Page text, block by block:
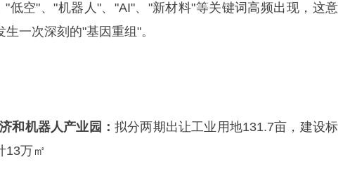
低空"、"机器人"、"AI"、"新材料"等关键词高频出现，这意
一次深刻的"基因重组"。
和机器人产业园 ：拟分两期出让工业用地131.7亩，建设标
13万㎡